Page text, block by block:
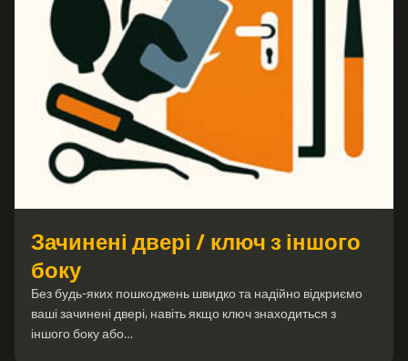
Зачинені двері / ключ з іншого
боку
Без будь-яких пошкоджень швидко та надійно відкриємо
ваші зачинені двері, навіть якщо ключ знаходиться з
іншого боку або…